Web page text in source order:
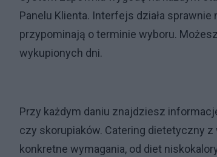
Panelu Klienta. Interfejs działa
przypominają o terminie wyboru.
wykupionych dni.
Przy każdym daniu znajdziesz
czy skorupiaków. Catering dietetyczny
konkretne wymagania, od diet